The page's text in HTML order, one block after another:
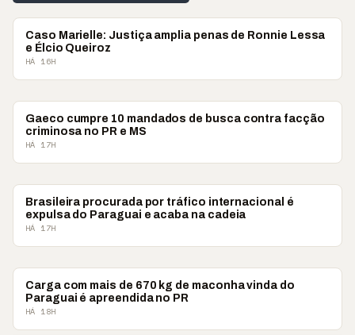
POLICIAL
Caso Marielle: Justiça amplia penas de Ronnie Lessa
e Élcio Queiroz
HÁ 16H
POLICIAL
Gaeco cumpre 10 mandados de busca contra facção
criminosa no PR e MS
HÁ 17H
POLICIAL
Brasileira procurada por tráfico internacional é
expulsa do Paraguai e acaba na cadeia
HÁ 17H
POLICIAL
Carga com mais de 670 kg de maconha vinda do
Paraguai é apreendida no PR
HÁ 18H